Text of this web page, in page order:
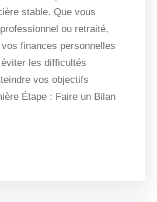
stable. Que vous
ou retraité,
finances personnelles
les difficultés
vos objectifs
Étape : Faire un Bilan